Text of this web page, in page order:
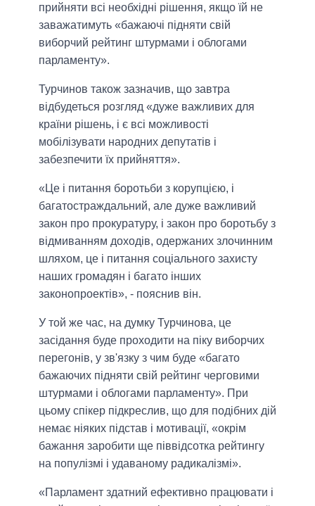
прийняти всі необхідні рішення, якщо їй не
заважатимуть «бажаючі підняти свій
виборчий рейтинг штурмами і облогами
парламенту».
Турчинов також зазначив, що завтра
відбудеться розгляд «дуже важливих для
країни рішень, і є всі можливості
мобілізувати народних депутатів і
забезпечити їх прийняття».
«Це і питання боротьби з корупцією, і
багатостраждальний, але дуже важливий
закон про прокуратуру, і закон про боротьбу з
відмиванням доходів, одержаних злочинним
шляхом, це і питання соціального захисту
наших громадян і багато інших
законопроектів», - пояснив він.
У той же час, на думку Турчинова, це
засідання буде проходити на піку виборчих
перегонів, у зв'язку з чим буде «багато
бажаючих підняти свій рейтинг черговими
штурмами і облогами парламенту». При
цьому спікер підкреслив, що для подібних дій
немає ніяких підстав і мотивації, «окрім
бажання заробити ще піввідсотка рейтингу
на популізмі і удаваному радикалізмі».
«Парламент здатний ефективно працювати і